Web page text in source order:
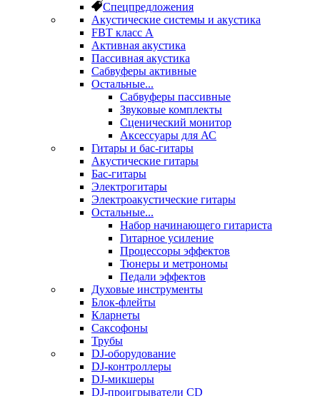
Спецпредложения
Акустические системы и акустика
FBT класс А
Активная акустика
Пассивная акустика
Сабвуферы активные
Остальные...
Сабвуферы пассивные
Звуковые комплекты
Сценический монитор
Аксессуары для АС
Гитары и бас-гитары
Акустические гитары
Бас-гитары
Электрогитары
Электроакустические гитары
Остальные...
Набор начинающего гитариста
Гитарное усиление
Процессоры эффектов
Тюнеры и метрономы
Педали эффектов
Духовые инструменты
Блок-флейты
Кларнеты
Саксофоны
Трубы
DJ-оборудование
DJ-контроллеры
DJ-микшеры
DJ-проигрыватели CD